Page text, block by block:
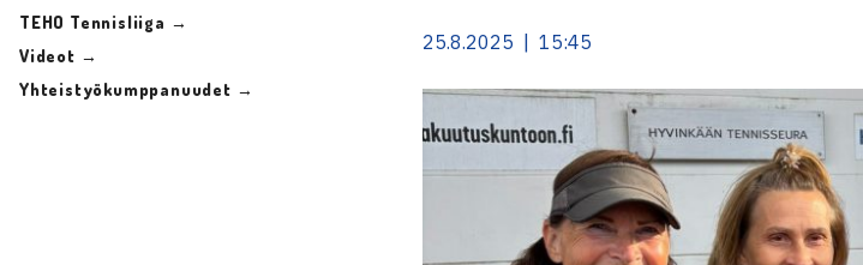
TEHO Tennisliiga →
Videot →
Yhteistyökumppanuudet →
25.8.2025 | 15:45